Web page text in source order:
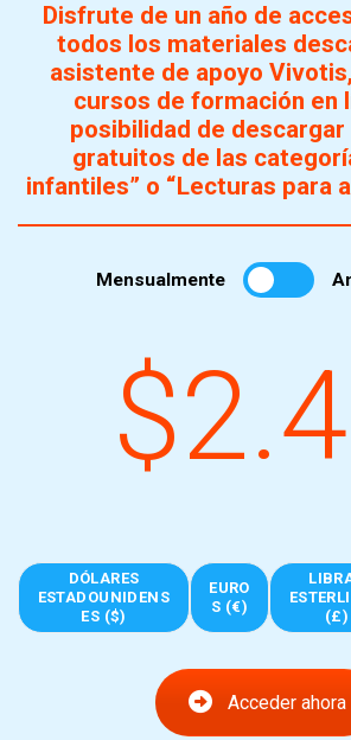
Disfrute de un año de
todos los materiales
asistente de apoyo
cursos de formación en
posibilidad de
gratuitos de las
infantiles” o “Lecturas para
Mensualmente
$2.4
DÓLARES
ESTADOUNIDENS
ES ($)
EURO
S (€)
(£)
Acceder ahora